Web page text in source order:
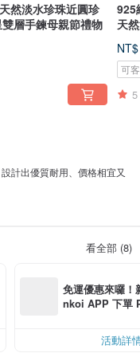
然淡水珍珠近圓珍
層手鍊母親節禮物
925
天
可
5
計出優質耐用、價格相宜又
一無二的天然產物，每個設
人遇上，便是有緣。
看全部 (8)
免運優惠來囉
nkoi APP 下單
活動詳